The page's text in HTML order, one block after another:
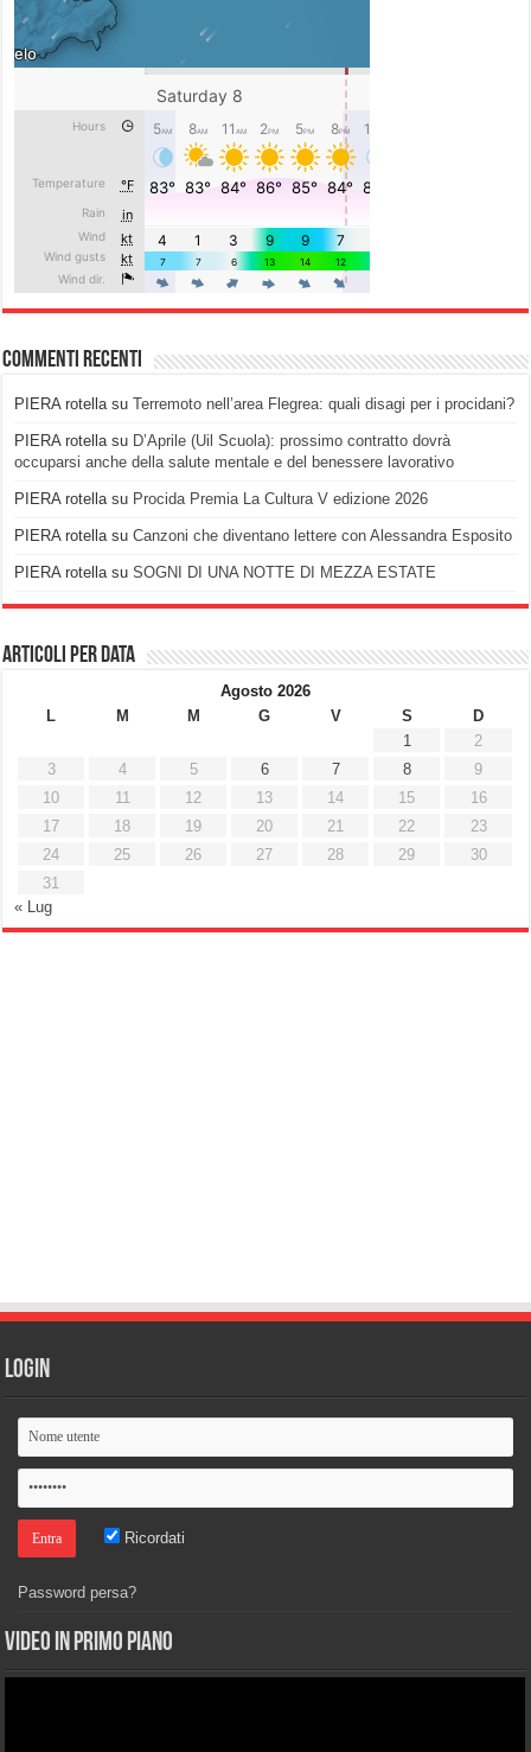
Commenti recenti
PIERA rotellasuTerremoto nell’area Flegrea: quali disagi per i procidani?
PIERA rotellasu D’Aprile (Uil Scuola): prossimo contratto dovrà
occuparsi anche della salute mentale e del benessere lavorativo
PIERA rotellasu Procida Premia La Cultura V edizione 2026
PIERA rotellasuCanzoni che diventano lettere con Alessandra Esposito
PIERA rotellasuSOGNI DI UNA NOTTE DI MEZZA ESTATE
Articoli per data
Agosto 2026
L
M M G V S
D
1
2
3
4 5 6 7 8
9
10
11 12 13 14 15
16
17
18 19 20 21 22
23
24
25 26 27 28 29
30
31
« Lug
Login
Ricordati
Password persa?
Video in primo piano